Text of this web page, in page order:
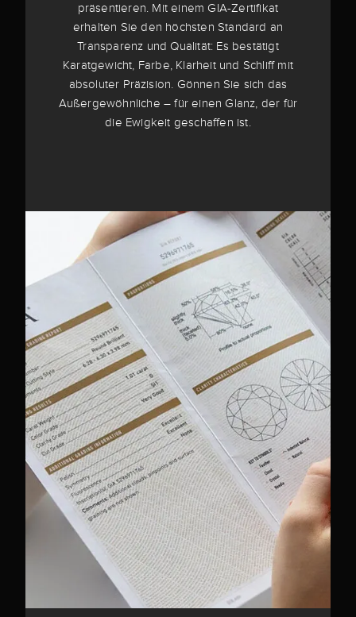
präsentieren. Mit einem GIA-Zertifikat
erhalten Sie den höchsten Standard an
Transparenz und Qualität: Es bestätigt
Karatgewicht, Farbe, Klarheit und Schliff mit
absoluter Präzision. Gönnen Sie sich das
Außergewöhnliche – für einen Glanz, der für
die Ewigkeit geschaffen ist.